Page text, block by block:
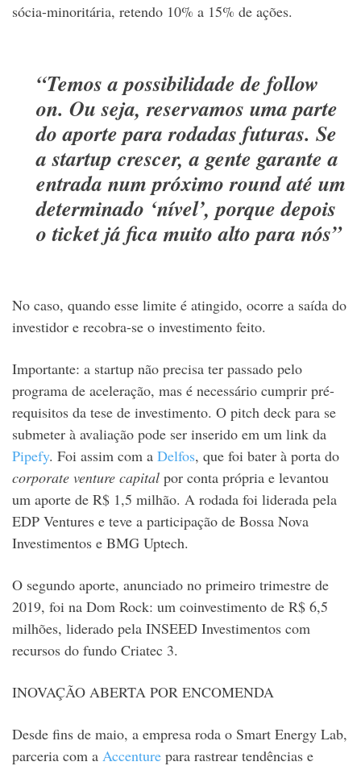
sócia-minoritária, retendo 10% a 15% de ações.
“Temos a possibilidade de follow
on. Ou seja, reservamos uma parte
do aporte para rodadas futuras. Se
a startup crescer, a gente garante a
entrada num próximoroundaté um
determinado ‘nível’, porque depois
o ticket já fica muito alto para nós”
No caso, quando esse limite é atingido, ocorre a saída do
investidor e recobra-se o investimento feito.
Importante: a startup não precisa ter passado pelo
programa de aceleração, mas é necessário cumprir pré-
requisitos da tese de investimento. O pitch deck para se
submeter à avaliação pode ser inserido em um link da
Pipefy. Foi assim com a Delfos, que foi bater à porta do
corporate venture capital por conta própria e levantou
um aporte de R$ 1,5 milhão. A rodada foi liderada pela
EDP Ventures e teve a participação de Bossa Nova
Investimentos e BMG Uptech.
O segundo aporte, anunciado no primeiro trimestre de
2019, foi na Dom Rock: um coinvestimento de R$ 6,5
milhões, liderado pela INSEED Investimentos com
recursos do fundo Criatec 3.
INOVAÇÃO ABERTA POR ENCOMENDA
Desde fins de maio, a empresa roda o Smart Energy Lab,
parceria com a Accenture para rastrear tendências e